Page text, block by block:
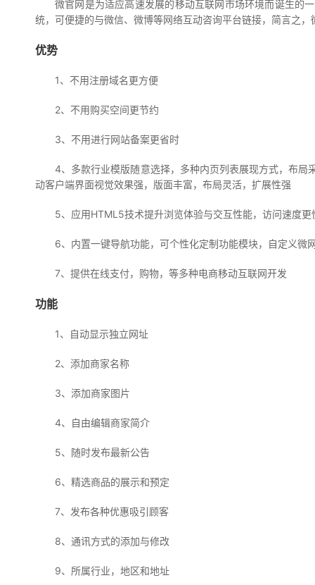
微官网是为适应高速发展的移动互联网市场环境而诞生的
统，可便捷的与微信、微博等网络互动咨询平台链接，简言之
优势
1、不用注册域名更方便
2、不用购买空间更节约
3、不用进行网站备案更省时
4、多款行业模版随意选择，多种内页列表展现方式，布
动客户端界面视觉效果强，版面丰富，布局灵活，扩展性强
5、应用HTML5技术提升浏览体验与交互性能，访问速度
6、内置一键导航功能，可个性化定制功能模块，自定义微
7、提供在线支付，购物，等多种电商移动互联网开发
功能
1、自动显示独立网址
2、添加商家名称
3、添加商家图片
4、自由编辑商家简介
5、随时发布最新公告
6、精选商品的展示和预定
7、发布各种优惠吸引顾客
8、通讯方式的添加与修改
9、所属行业，地区和地址